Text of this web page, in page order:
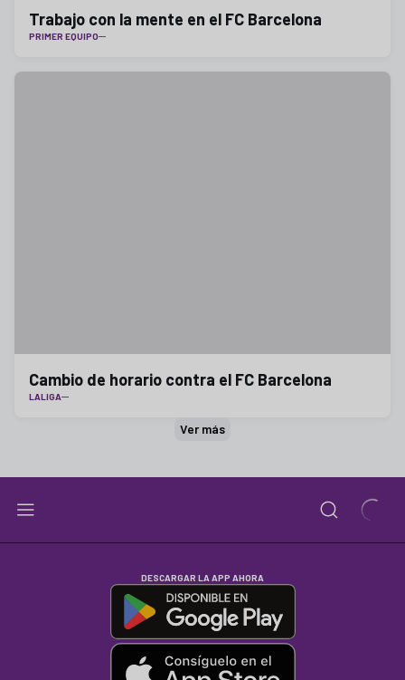
Trabajo con la mente en el FC Barcelona
PRIMER EQUIPO
Cambio de horario contra el FC Barcelona
LALIGA
Ver más
DESCARGAR LA APP AHORA